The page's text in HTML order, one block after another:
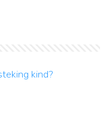
kind?